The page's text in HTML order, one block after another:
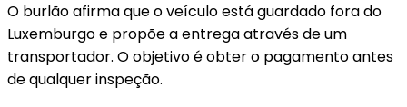
O burlão afirma que o veículo está guardado fora do
Luxemburgo e propõe a entrega através de um
transportador. O objetivo é obter o pagamento antes
de qualquer inspeção.